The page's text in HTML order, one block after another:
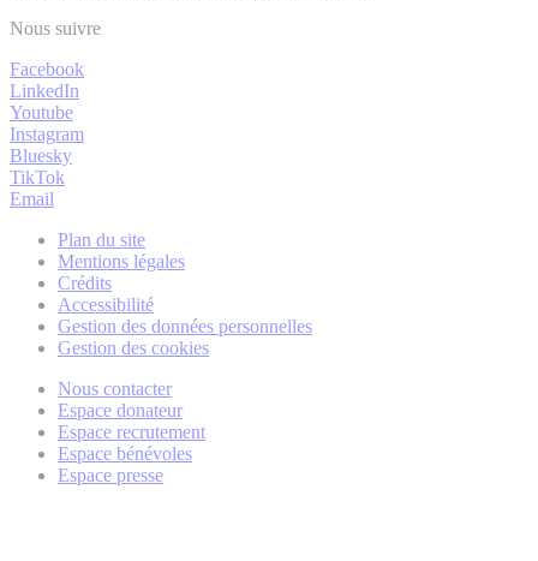
Nous suivre
Facebook
LinkedIn
Youtube
Instagram
Bluesky
TikTok
Email
Plan du site
Mentions légales
Crédits
Accessibilité
Gestion des données personnelles
Gestion des cookies
Nous contacter
Espace donateur
Espace recrutement
Espace bénévoles
Espace presse